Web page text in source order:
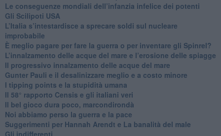
Le conseguenze mondiali dell’infanzia infelice dei potenti
​Gli Scilipoti USA
L’Italia s’intestardisce a sprecare soldi sul nucleare
improbabile
È meglio pagare per fare la guerra o per inventare gli Spinrel?
​L’innalzamento delle acque del mare e l’erosione delle spiagge
​Il progressivo innalzamento delle acque del mare
​Gunter Pauli e il desalinizzare meglio e a costo minore
I tipping points e la stupidità umana
​Il 58° rapporto Censis e gli italiani veri
​Il bel gioco dura poco, marcondirondà
Noi abbiamo perso la guerra e la pace
Suggerimenti per Hannah Arendt e La banalità del male
​Gli indifferenti